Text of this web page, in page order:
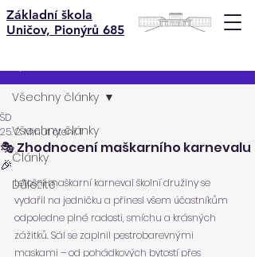
Základní škola
Uničov, Pionýrů 685
Všechny články
Články
Důležité
Všechny články
🎭 Zhodnocení maškarního karnevalu
🎉
ŠD
25. 2.Minut čtení: 1
Letošní maškarní karneval školní družiny se
vydařil na jedničku a přinesl všem účastníkům
odpoledne plné radosti, smíchu a krásných
zážitků. Sál se zaplnil pestrobarevnými
maskami – od pohádkových bytostí přes